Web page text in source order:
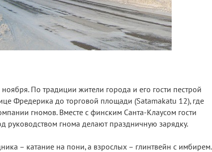
По традиции жители города и его гости пестрой
Фредерика до торговой площади (Satamakatu 12), где
гномов. Вместе с финским Санта-Клаусом гости
руководством гнома делают праздничную зарядку.
– катание на пони, а взрослых – глинтвейн с имбирем.